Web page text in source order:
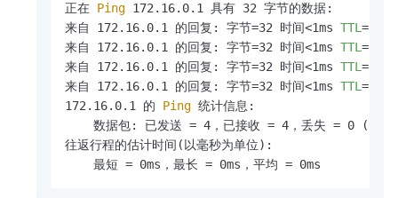
正在 Ping 172.16.0.1 具有 32 字节的数据:
来自 172.16.0.1 的回复: 字节=32 时间<1ms TTL =128
来自 172.16.0.1 的回复: 字节=32 时间<1ms TTL =128
来自 172.16.0.1 的回复: 字节=32 时间<1ms TTL =128
来自 172.16.0.1 的回复: 字节=32 时间<1ms TTL =128
172.16.0.1 的 Ping 统计信息:
数据包: 已发送 = 4，已接收 = 4，丢失 = 0 (0%
往返行程的估计时间(以毫秒为单位):
    最短 = 0ms，最长 = 0ms，平均 = 0ms